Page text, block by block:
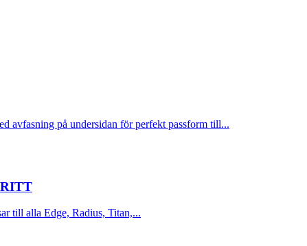
avfasning på undersidan för perfekt passform till...
till alla Edge, Radius, Titan,...